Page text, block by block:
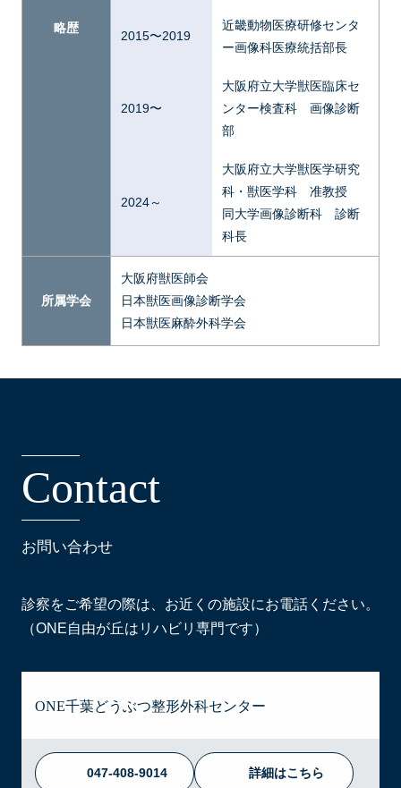
略歴
2015〜2019
近畿動物医療研修センタ
ー画像科医療統括部長
2019〜
大阪府立大学獣医臨床セ
ンター検査科 画像診断
部
2024～
大阪府立大学獣医学研究
科・獣医学科 准教授
同大学画像診断科 診断
科長
所属学会
大阪府獣医師会
日本獣医画像診断学会
日本獣医麻酔外科学会
Contact
お問い合わせ
診察をご希望の際は、お近くの施設にお電話ください。
（ONE自由が丘はリハビリ専門です）
ONE千葉どうぶつ整形外科センター
047-408-9014 詳細はこちら